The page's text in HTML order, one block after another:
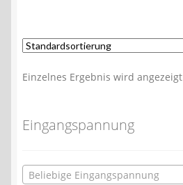
Einzelnes Ergebnis wird angezeigt
Eingangspannung
Beliebige Eingangspannung